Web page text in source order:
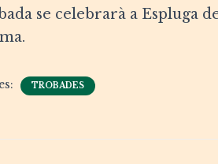
se celebrarà a Espluga
TROBADES